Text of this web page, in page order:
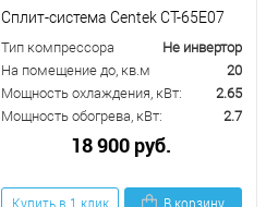
Сплит-система Centek CT-65E07
Тип компрессора
Не инвертор
На помещение до, кв.м
20
Мощность охлаждения, кВт:
2.65
Мощность обогрева, кВт:
2.7
18 900 руб.